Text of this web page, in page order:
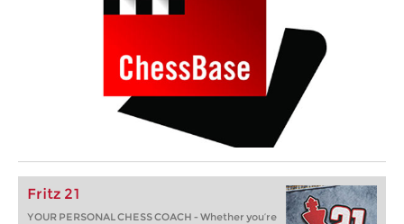
Fritz 21
YOUR PERSONAL CHESS COACH - Whether you’re